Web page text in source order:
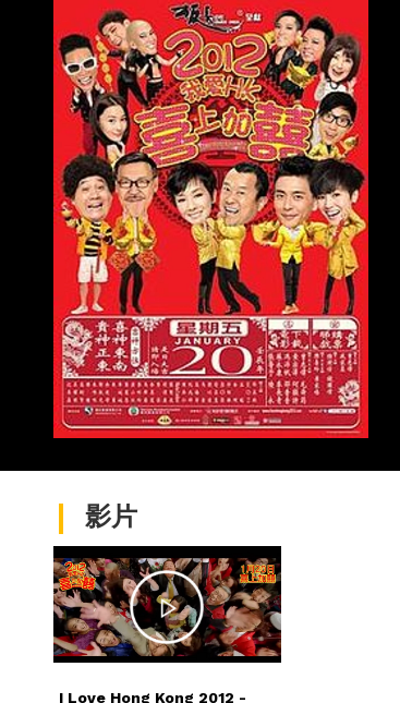
影片
I Love Hong Kong 2012 -